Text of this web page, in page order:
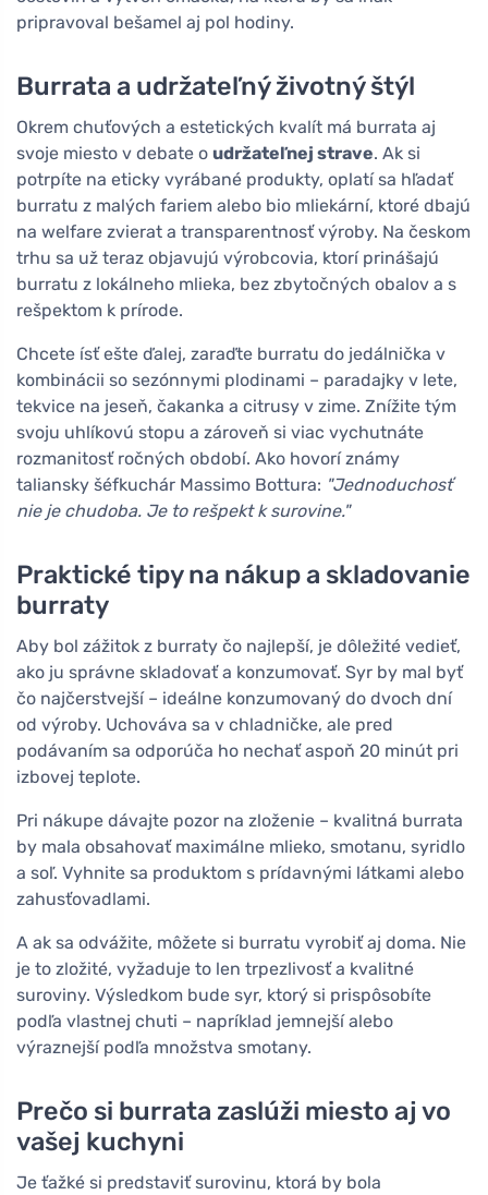
pripravoval bešamel aj pol hodiny.
Burrata a udržateľný životný štýl
Okrem chuťových a estetických kvalít má burrata aj
svoje miesto v debate o udržateľnej strave. Ak si
potrpíte na eticky vyrábané produkty, oplatí sa hľadať
burratu z malých fariem alebo bio mliekární, ktoré dbajú
na welfare zvierat a transparentnosť výroby. Na českom
trhu sa už teraz objavujú výrobcovia, ktorí prinášajú
burratu z lokálneho mlieka, bez zbytočných obalov a s
rešpektom k prírode.
Chcete ísť ešte ďalej, zaraďte burratu do jedálnička v
kombinácii so sezónnymi plodinami – paradajky v lete,
tekvice na jeseň, čakanka a citrusy v zime. Znížite tým
svoju uhlíkovú stopu a zároveň si viac vychutnáte
rozmanitosť ročných období. Ako hovorí známy
taliansky šéfkuchár Massimo Bottura: "Jednoduchosť
nie je chudoba. Je to rešpekt k surovine."
Praktické tipy na nákup a skladovanie
burraty
Aby bol zážitok z burraty čo najlepší, je dôležité vedieť,
ako ju správne skladovať a konzumovať. Syr by mal byť
čo najčerstvejší – ideálne konzumovaný do dvoch dní
od výroby. Uchováva sa v chladničke, ale pred
podávaním sa odporúča ho nechať aspoň 20 minút pri
izbovej teplote.
Pri nákupe dávajte pozor na zloženie – kvalitná burrata
by mala obsahovať maximálne mlieko, smotanu, syridlo
a soľ. Vyhnite sa produktom s prídavnými látkami alebo
zahusťovadlami.
A ak sa odvážite, môžete si burratu vyrobiť aj doma. Nie
je to zložité, vyžaduje to len trpezlivosť a kvalitné
suroviny. Výsledkom bude syr, ktorý si prispôsobíte
podľa vlastnej chuti – napríklad jemnejší alebo
výraznejší podľa množstva smotany.
Prečo si burrata zaslúži miesto aj vo
vašej kuchyni
Je ťažké si predstaviť surovinu, ktorá by bola